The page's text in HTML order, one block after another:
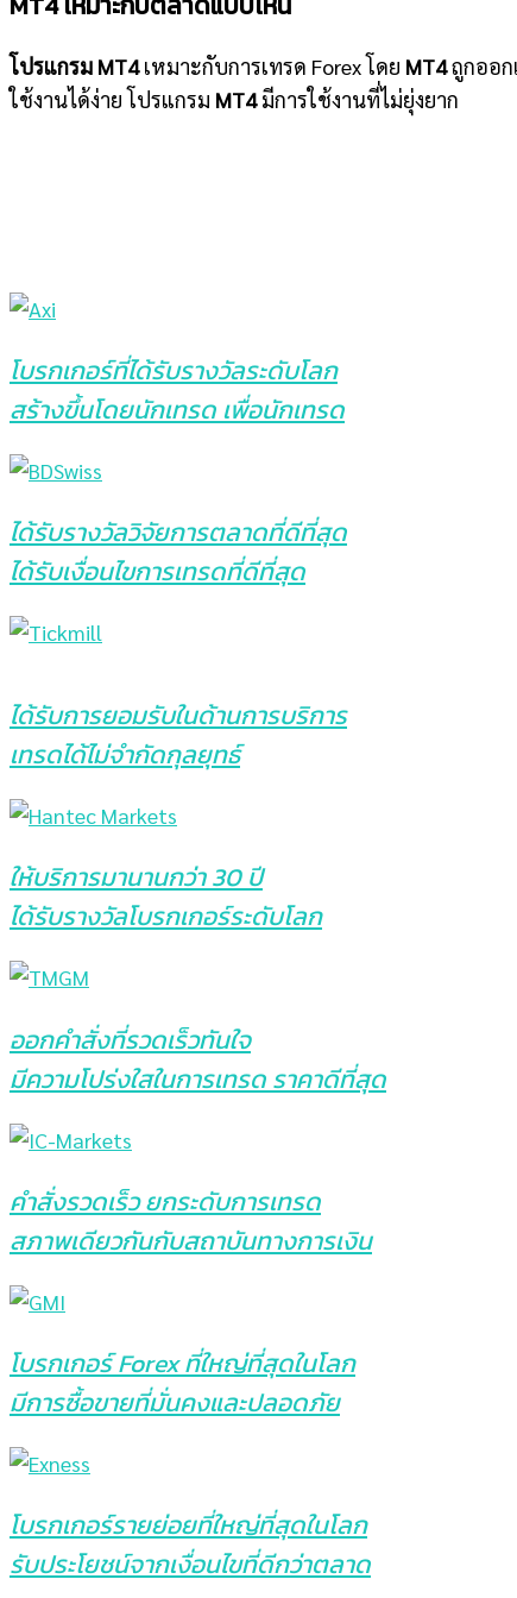
โปรแกรม MT4เหมาะกับการเทรด Forex โดย MT4ถูกออก
ใช้งานได้ง่าย โปรแกรม MT4มีการใช้งานที่ไม่ยุ่งยาก
โบรกเกอร์ที่ได้รับรางวัลระดับโลก
สร้างขึ้นโดยนักเทรด เพื่อนักเทรด
ได้รับรางวัลวิจัยการตลาดที่ดีที่สุด
ได้รับเงื่อนไขการเทรดที่ดีที่สุด
ได้รับการยอมรับในด้านการบริการ
เทรดได้ไม่จำกัดกุลยุทธ์
ให้บริการมานานกว่า 30 ปี
ได้รับรางวัลโบรกเกอร์ระดับโลก
ออกคำสั่งที่รวดเร็วทันใจ
มีความโปร่งใสในการเทรด ราคาดีที่สุด
คำสั่งรวดเร็วยกระดับการเทรด
สภาพเดียวกันกับสถาบันทางการเงิน
โบรกเกอร์ Forex ที่ใหญ่ที่สุดในโลก
มีการซื้อขายที่มั่นคงและปลอดภัย
โบรกเกอร์รายย่อยที่ใหญ่ที่สุดในโลก
รับประโยชน์จากเงื่อนไขที่ดีกว่าตลาด